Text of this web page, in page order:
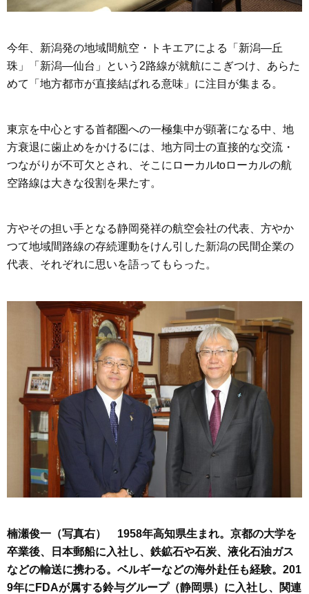
今年、新潟発の地域間航空・トキエアによる「新潟―丘
珠」「新潟―仙台」という2路線が就航にこぎつけ、あらた
めて「地方都市が直接結ばれる意味」に注目が集まる。
東京を中心とする首都圏への一極集中が顕著になる中、地
方衰退に歯止めをかけるには、地方同士の直接的な交流・
つながりが不可欠とされ、そこにローカルtoローカルの航
空路線は大きな役割を果たす。
方やその担い手となる静岡発祥の航空会社の代表、方やか
つて地域間路線の存続運動をけん引した新潟の民間企業の
代表、それぞれに思いを語ってもらった。
楠瀬俊一（写真右） 1958年高知県生まれ。京都の大学を
卒業後、日本郵船に入社し、鉄鉱石や石炭、液化石油ガス
などの輸送に携わる。ベルギーなどの海外赴任も経験。201
9年にFDAが属する鈴与グループ（静岡県）に入社し、関連